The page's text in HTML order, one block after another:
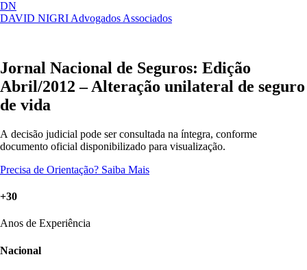
DN
DAVID NIGRI Advogados Associados
Artigos, sentenças, áreas de atuação,
Jornal Nacional de Seguros: Edição
Abril/2012 – Alteração unilateral de seguro
de vida
A decisão judicial pode ser consultada na íntegra, conforme
documento oficial disponibilizado para visualização.
Precisa de Orientação? Saiba Mais
+30
Anos de Experiência
Nacional